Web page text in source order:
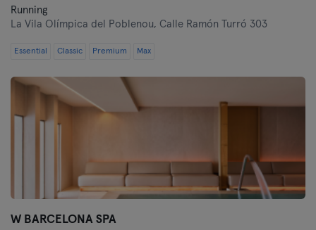
Running
La Vila Olímpica del Poblenou, Calle Ramón Turró 303
Essential Classic Premium Max
W BARCELONA SPA